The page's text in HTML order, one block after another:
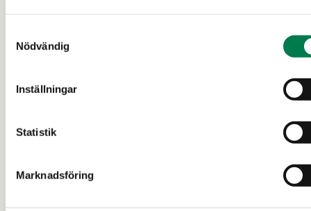
Nödvändig
Inställningar
Statistik
Marknadsföring
240 000 €